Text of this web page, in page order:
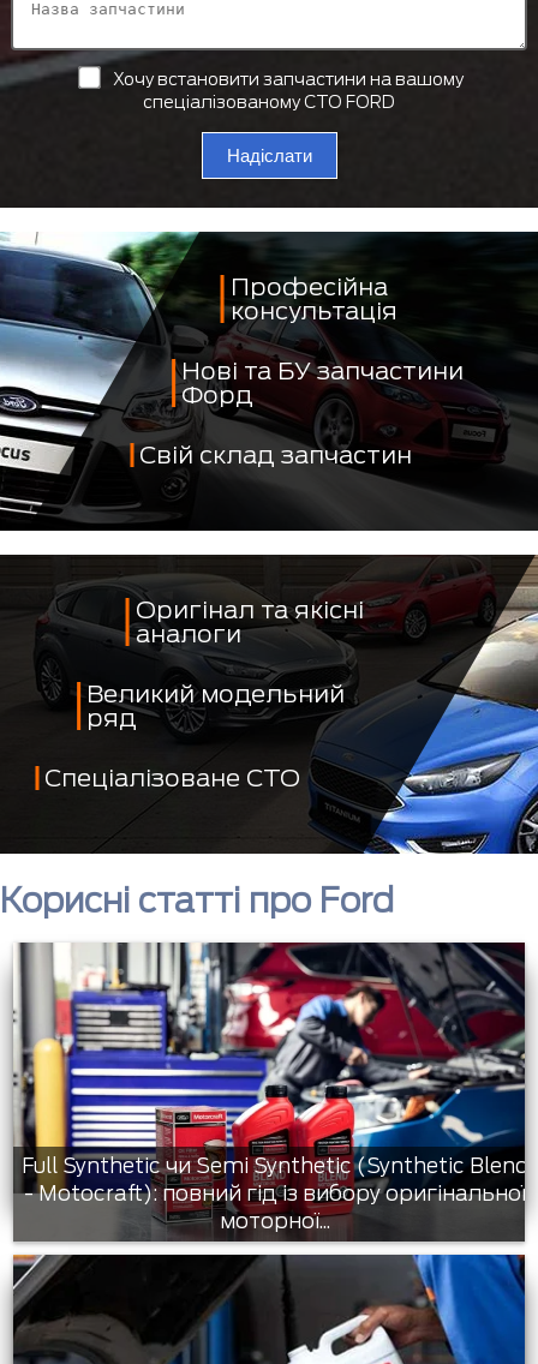
Хочу встановити запчастини на вашому
спеціалізованому СТО FORD
Надіслати
Професійна
консультація
Нові та БУ запчастини
Форд
Свій склад запчастин
Оригінал та якісні
аналоги
Великий модельний
ряд
Спеціалізоване СТО
Корисні статті про Ford
Full Synthetic чи Semi Synthetic (Synthetic Blend
- Motocraft): повний гід із вибору оригінальної
моторної...